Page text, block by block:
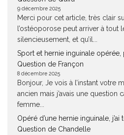
9 décembre 2025
Merci pour cet article, très clair
l’ostéoporose peut arriver à tout
silencieusement, et qu’il...
Sport et hernie inguinale opérée,
Question de Françon
8 décembre 2025
Bonjour, Je vois à l’instant votre
ancien mais j’avais une question
femme...
Opéré d’une hernie inguinale, j’ai
Question de Chandelle